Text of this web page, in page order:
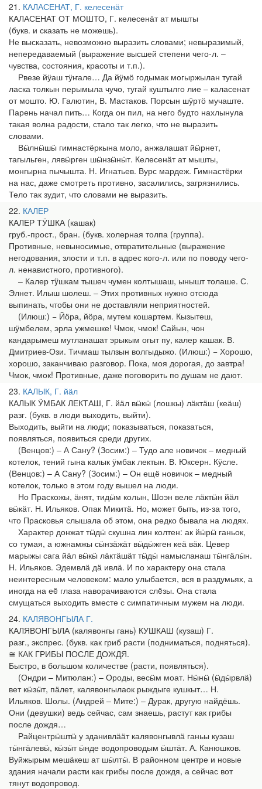
21 КАЛАСЕНАТ, Г. келесенӓт
КАЛАСЕНАТ ОТ МОШТО, Г. келесенӓт ат мышты
(букв. и сказать не можешь).
Не высказать, невозможно выразить словами; невыразимый,
непередаваемый (выражение высшей степени чего-л. –
чувства, состояния, красоты и т.п.).
Рвезе йӱаш тӱҥале… Да йӱмӧ годымак могыржылан тугай
ласка толкын перымыла чучо, тугай куштылго лие – каласенат
от мошто. Ю. Галютин, В. Мастаков. Порсын шӱртӧ мучаште.
Парень начал пить… Когда он пил, на него будто нахлынула
такая волна радости, стало так легко, что не выразить
словами.
Вӹлнӹшӹ гимнастёркына моло, анжалашат йӹрнет,
тагыльген, лявӹрген шӹнзӹнӹт. Келесенӓт ат мышты,
монгырна пычышта. Н. Игнатьев. Вурс мардеж. Гимнастёрки
на нас, даже смотреть противно, засалились, загрязнились.
Тело так зудит, что словами не выразить.
22 КАЛЕР
КАЛЕР ТӰШКА (кашак)
груб.-прост., бран. (букв. холерная толпа (группа).
Противные, невыносимые, отвратительные (выражение
негодования, злости и т.п. в адрес кого-л. или по поводу чего-
л. ненавистного, противного).
– Калер тÿшкам тышеч чумен колтышаш, ынышт толаше. С.
Элнет. Илыш шолеш. – Этих противных нужно отсюда
выпинать, чтобы они не доставляли неприятностей.
(Илюш:) − Йӧра, йӧра, мутем кошартем. Кызытеш,
шӱмбелем, эрла ужмешке! Чмок, чмок! Сайын, чон
кандарымеш мутланашат эрыкым огыт пу, калер кашак. В.
Дми­триев-Ози. Тичмаш тылзын волгыдыжо. (Илюш:) − Хорошо,
хорошо, заканчиваю разговор. Пока, моя дорогая, до завтра!
Чмок, чмок! Противные, даже поговорить по душам не дают.
23 КАЛЫК, Г. йӓл
КАЛЫК ӰМБАК ЛЕКТАШ, Г. йӓл вӹкӹ (лошкы) лӓктӓш (кеӓш)
разг. (букв. в люди выходить, выйти).
Выходить, выйти на люди; показываться, показаться,
появляться, появиться среди других.
(Венцов:) – А Сану? (Зосим:) – Тудо але новичок – медный
котелок, тений гына калык ӱмбак лектын. В. Юксерн. Кӱсле.
(Венцов:) – А Сану? (Зосим:) – Он ещё новичок – медный
котелок, только в этом году вышел на люди.
Но Праскожы, ӓнят, тидӹм колын, Шоэн веле лӓктӹн йӓл
вӹкӓт. Н. Ильяков. Опак Микитӓ. Но, может быть, из-за того,
что Прасковья слышала об этом, она редко бывала на людях.
Характер донжат тӹдӹ скушна лин колтен: ак йӹрӹ ганьок,
со тумая, а южнамжы сӹнзӓжӓт вӹдӹжген кеӓ вӓк. Цевер
марыжы сага йӓл вӹкӹ лӓктӓшӓт тӹдӹ намысланаш тӹнгӓлӹн.
Н. Ильяков. Эдемвлӓ дӓ ивлӓ. И по характеру она стала
неинтересным человеком: мало улыбается, вся в раздумьях, а
иногда на еë глаза наворачиваются слëзы. Она стала
смущаться выходить вместе с симпатичным мужем на люди.
24 КАЛЯВОНГЫЛА Г.
КАЛЯВОНГЫЛА (калявонгы гань) КУШКАШ (кузаш) Г.
разг., экспрес. (букв. как гриб расти (подниматься, подняться).
≅ КАК ГРИБЫ ПОСЛЕ ДОЖДЯ.
Быстро, в большом количестве (расти, появляться).
(Ондри – Митюлан:) – Ороды, весӹм моат. Нӹнӹ (ӹдӹрвлӓ)
вет кӹзӹт, пӓлет, калявонгылаок рыждыге кушкыт… Н.
Ильяков. Шолы. (Андрей – Мите:) – Дурак, другую найдёшь.
Они (девушки) ведь сейчас, сам знаешь, растут как грибы
после дождя…
Райцентрӹштӹ у зданивлӓӓт калявонгывлӓ ганьы кузаш
тӹнгӓлевӹ, кӹзӹт ӹнде водопроводым ӹштӓт. А. Канюшков.
Вуйжырым мешӓкеш ат шӹлтӹ. В районном центре и новые
здания начали расти как грибы после дождя, а сейчас вот
тянут водопровод.